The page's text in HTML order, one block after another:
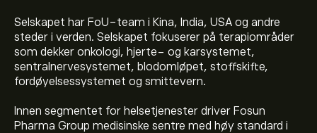
Selskapet har FoU-team i Kina, India, USA og andre
steder i verden. Selskapet fokuserer på terapiområder
som dekker onkologi, hjerte- og karsystemet,
sentralnervesystemet, blodomløpet, stoffskifte,
fordøyelsessystemet og smittevern.
Innen segmentet for helsetjenester driver Fosun
Pharma Group medisinske sentre med høy standard i